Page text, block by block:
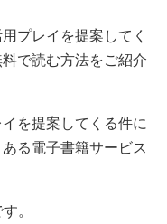
プレイを提案してく
で読む方法をご紹介
を提案してくる件に
る電子書籍サービス
。